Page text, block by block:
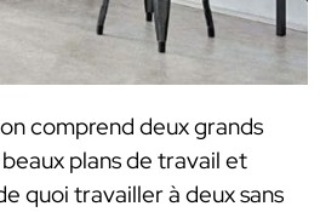
comprend deux grands
plans de travail et
quoi travailler à deux sans